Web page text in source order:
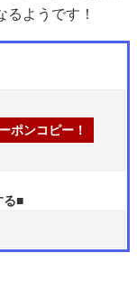
ようです！
ポンコピー！
る■